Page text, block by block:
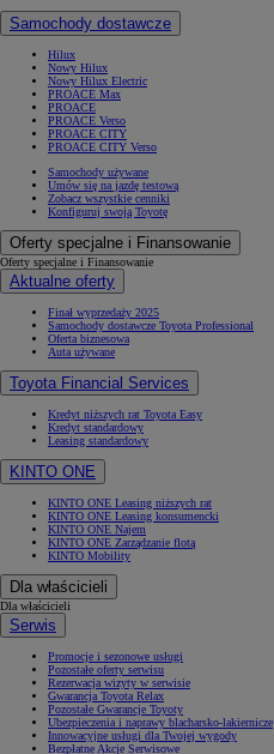
Samochody dostawcze
Hilux
Nowy Hilux
Nowy Hilux Electric
PROACE Max
PROACE
PROACE Verso
PROACE CITY
PROACE CITY Verso
Samochody używane
Umów się na jazdę testową
Zobacz wszystkie cenniki
Konfiguruj swoją Toyotę
Oferty specjalne i Finansowanie
Oferty specjalne i Finansowanie
Aktualne oferty
Finał wyprzedaży 2025
Samochody dostawcze Toyota Professional
Oferta biznesowa
Auta używane
Toyota Financial Services
Kredyt niższych rat Toyota Easy
Kredyt standardowy
Leasing standardowy
KINTO ONE
KINTO ONE Leasing niższych rat
KINTO ONE Leasing konsumencki
KINTO ONE Najem
KINTO ONE Zarządzanie flotą
KINTO Mobility
Dla właścicieli
Dla właścicieli
Serwis
Promocje i sezonowe usługi
Pozostałe oferty serwisu
Rezerwacja wizyty w serwisie
Gwarancja Toyota Relax
Pozostałe Gwarancje Toyoty
Ubezpieczenia i naprawy blacharsko-lakiernicze
Innowacyjne usługi dla Twojej wygody
Bezpłatne Akcje Serwisowe